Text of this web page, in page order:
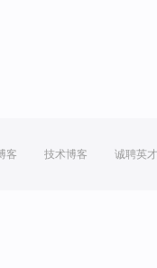
客 技术博客 诚聘英才